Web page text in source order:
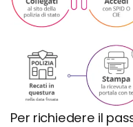
Per richiedere il